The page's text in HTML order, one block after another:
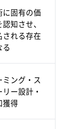
に固有の価
知させ、
される存在
る
ミング・ス
リー設計・
獲得